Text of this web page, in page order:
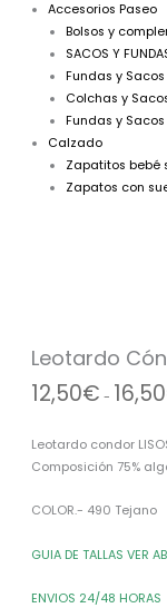
Accesorios Paseo
Bolsos y
SACOS Y
Fundas y
Colchas y
Fundas y
Calzado
Zapatitos bebé
Zapatos con
Leotardo
12,50€ - 16,50
Leotardo condor
Composición 75%
COLOR.- 490 Tejano
GUIA DE TALLAS VER
ENVIOS 24/48 HORAS
Tejano
cantidad